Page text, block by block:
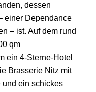
dessen
einer Dependance
– ist. Auf dem rund
qm
ein 4-Sterne-Hotel
Brasserie Nitz mit
und ein schickes